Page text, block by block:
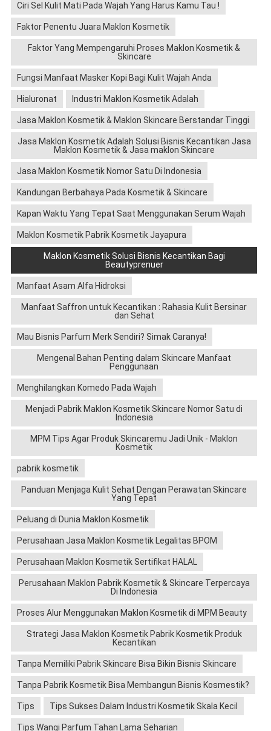
Ciri Sel Kulit Mati Pada Wajah Yang Harus Kamu Tau !
Faktor Penentu Juara Maklon Kosmetik
Faktor Yang Mempengaruhi Proses Maklon Kosmetik &
Skincare
Fungsi Manfaat Masker Kopi Bagi Kulit Wajah Anda
Hialuronat Industri Maklon Kosmetik Adalah
Jasa Maklon Kosmetik & Maklon Skincare Berstandar Tinggi
Jasa Maklon Kosmetik Adalah Solusi Bisnis Kecantikan Jasa
Maklon Kosmetik & Jasa maklon Skincare
Jasa Maklon Kosmetik Nomor Satu Di Indonesia
Kandungan Berbahaya Pada Kosmetik & Skincare
Kapan Waktu Yang Tepat Saat Menggunakan Serum Wajah
Maklon Kosmetik Pabrik Kosmetik Jayapura
Maklon Kosmetik Solusi Bisnis Kecantikan Bagi
Beautyprenuer
Manfaat Asam Alfa Hidroksi
Manfaat Saffron untuk Kecantikan : Rahasia Kulit Bersinar
dan Sehat
Mau Bisnis Parfum Merk Sendiri? Simak Caranya!
Mengenal Bahan Penting dalam Skincare Manfaat
Penggunaan
Menghilangkan Komedo Pada Wajah
Menjadi Pabrik Maklon Kosmetik Skincare Nomor Satu di
Indonesia
MPM Tips Agar Produk Skincaremu Jadi Unik - Maklon
Kosmetik
pabrik kosmetik
Panduan Menjaga Kulit Sehat Dengan Perawatan Skincare
Yang Tepat
Peluang di Dunia Maklon Kosmetik
Perusahaan Jasa Maklon Kosmetik Legalitas BPOM
Perusahaan Maklon Kosmetik Sertifikat HALAL
Perusahaan Maklon Pabrik Kosmetik & Skincare Terpercaya
Di Indonesia
Proses Alur Menggunakan Maklon Kosmetik di MPM Beauty
Strategi Jasa Maklon Kosmetik Pabrik Kosmetik Produk
Kecantikan
Tanpa Memiliki Pabrik Skincare Bisa Bikin Bisnis Skincare
Tanpa Pabrik Kosmetik Bisa Membangun Bisnis Kosmestik?
Tips Tips Sukses Dalam Industri Kosmetik Skala Kecil
Tips Wangi Parfum Tahan Lama Seharian